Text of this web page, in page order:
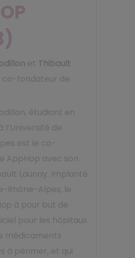
et Thibault
fondateur de
étudiant en
l’Université de
est le co-
AppHop avec son
Launay. Implanté
Rhône-Alpes, le
à pour but de
pour les hôpitaux
médicaments
à périmer, et qui